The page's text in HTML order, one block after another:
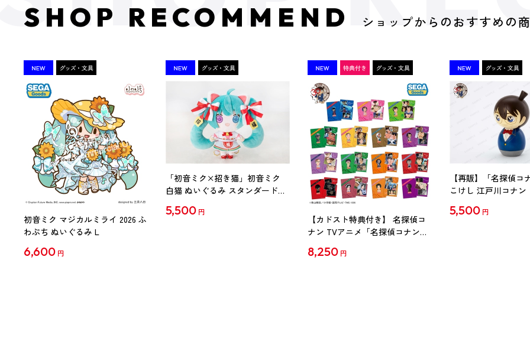
SHOP RECOMMEND ショップからのおすすめの
初音ミク マジカルミライ 2026 ふ
わぷち ぬいぐるみ L
6,600 円
「初音ミク×招き猫」初音ミク
白猫 ぬいぐるみ スタンダード
5,500 円
【カドスト特典付き】 名探偵コ
ナン TVアニメ「名探偵コナン」
【1BOX】
8,250 円
【再販】「名探偵コ
こけし 江戸川コナン
5,500 円